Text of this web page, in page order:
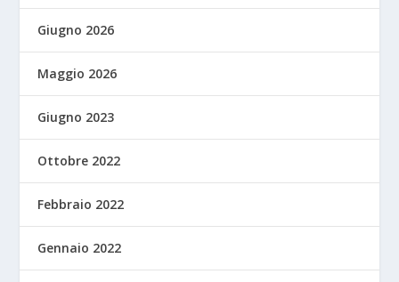
Giugno 2026
Maggio 2026
Giugno 2023
Ottobre 2022
Febbraio 2022
Gennaio 2022